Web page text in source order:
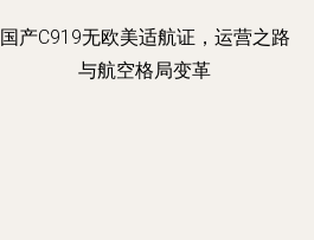
国产C919无欧美适航证，运营之路
与航空格局变革